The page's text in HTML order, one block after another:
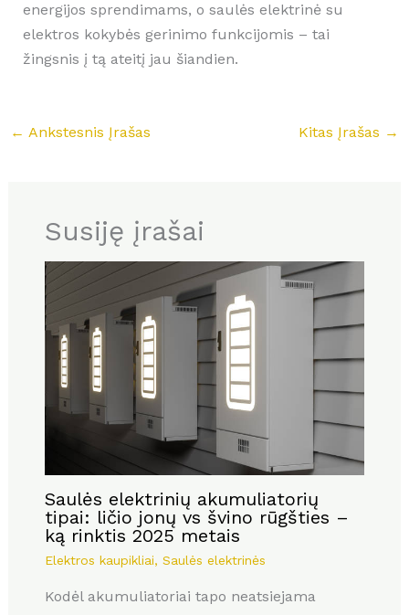
energijos sprendimams, o saulės elektrinė su
elektros kokybės gerinimo funkcijomis – tai
žingsnis į tą ateitį jau šiandien.
← Ankstesnis Įrašas Kitas Įrašas →
Susiję įrašai
Saulės elektrinių akumuliatorių
tipai: ličio jonų vs švino rūgšties –
ką rinktis 2025 metais
Elektros kaupikliai, Saulės elektrinės
Kodėl akumuliatoriai tapo neatsiejama